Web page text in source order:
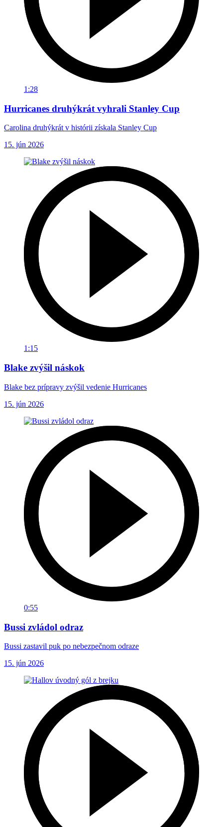
1:28
Hurricanes druhýkrát vyhrali Stanley Cup
Carolina druhýkrát v histórii získala Stanley Cup
15. jún 2026
1:15
Blake zvýšil náskok
Blake bez prípravy zvýšil vedenie Hurricanes
15. jún 2026
0:55
Bussi zvládol odraz
Bussi zastavil puk po nebezpečnom odraze
15. jún 2026